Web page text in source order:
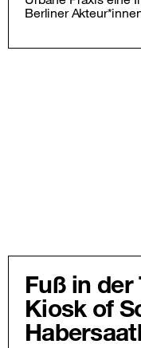
Berliner
Fuß in der
Kiosk of